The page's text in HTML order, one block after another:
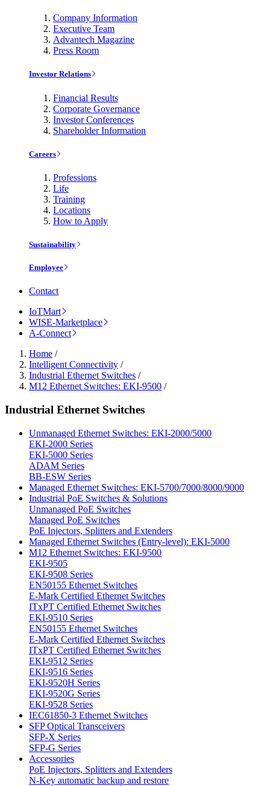
Company Information
Executive Team
Advantech Magazine
Press Room
Investor Relations
Financial Results
Corporate Governance
Investor Conferences
Shareholder Information
Careers
Professions
Life
Training
Locations
How to Apply
Sustainability
Employee
Contact
IoTMart
WISE-Marketplace
A-Connect
Home /
Intelligent Connectivity /
Industrial Ethernet Switches /
M12 Ethernet Switches: EKI-9500 /
Industrial Ethernet Switches
Unmanaged Ethernet Switches: EKI-2000/5000
EKI-2000 Series
EKI-5000 Series
ADAM Series
BB-ESW Series
Managed Ethernet Switches: EKI-5700/7000/8000/9000
Industrial PoE Switches & Solutions
Unmanaged PoE Switches
Managed PoE Switches
PoE Injectors, Splitters and Extenders
Managed Ethernet Switches (Entry-level): EKI-5000
M12 Ethernet Switches: EKI-9500
EKI-9505
EKI-9508 Series
EN50155 Ethernet Switches
E-Mark Certified Ethernet Switches
ITxPT Certified Ethernet Switches
EKI-9510 Series
EN50155 Ethernet Switches
E-Mark Certified Ethernet Switches
ITxPT Certified Ethernet Switches
EKI-9512 Series
EKI-9516 Series
EKI-9520H Series
EKI-9520G Series
EKI-9528 Series
IEC61850-3 Ethernet Switches
SFP Optical Transceivers
SFP-X Series
SFP-G Series
Accessories
PoE Injectors, Splitters and Extenders
N-Key automatic backup and restore